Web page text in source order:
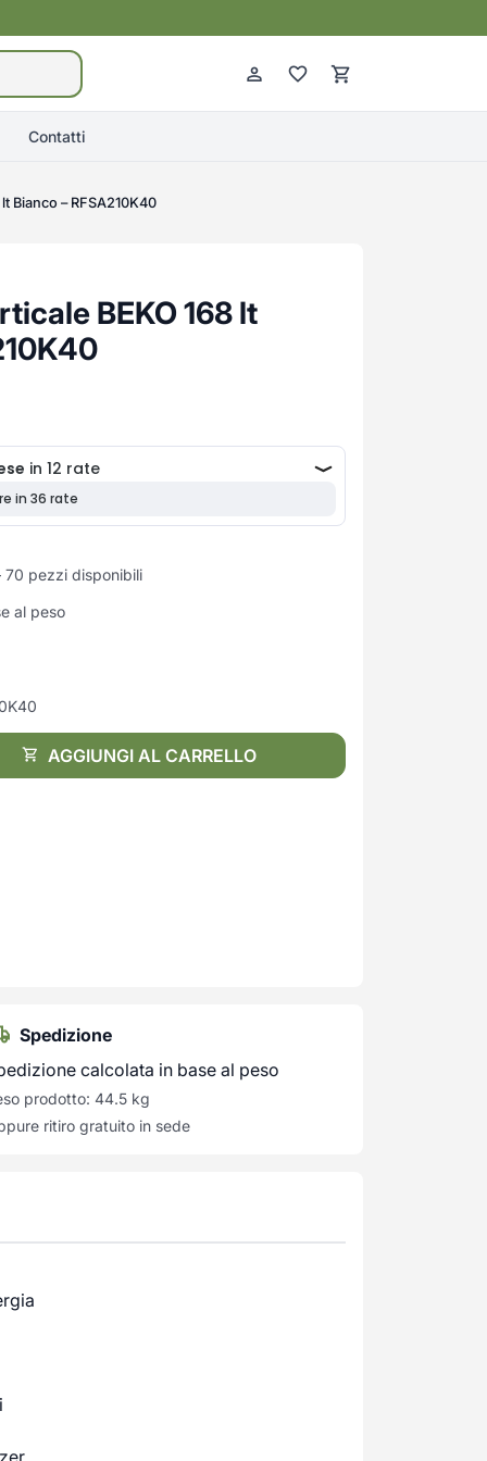
Contatti
Bianco – RFSA210K40
BEKO 168 lt
pezzi disponibili
al peso
AGGIUNGI AL CARRELLO
Spedizione
calcolata in base al peso
prodotto: 44.5 kg
ritiro gratuito in sede